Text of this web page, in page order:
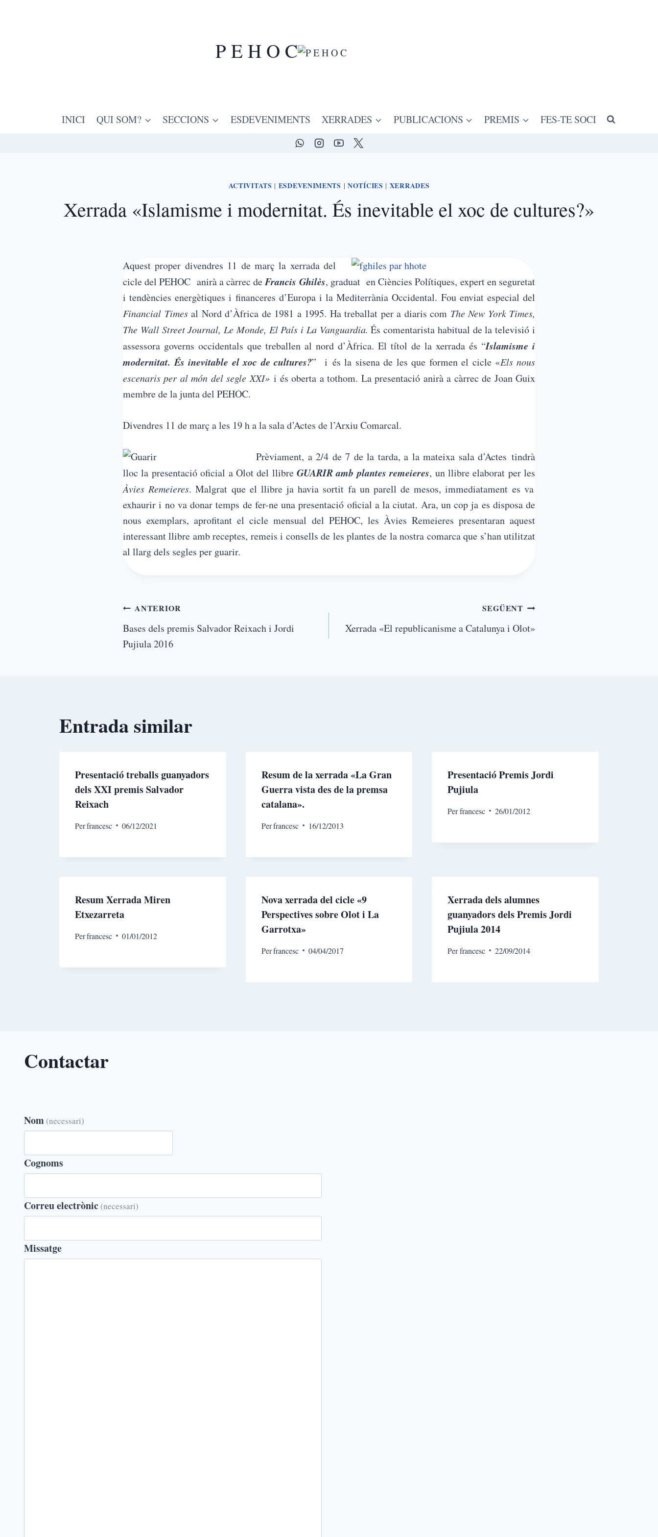
P E H O C
INICI QUI SOM? SECCIONS ESDEVENIMENTS XERRADES PUBLICACIONS PREMIS FES-TE SOCI
ACTIVITATS | ESDEVENIMENTS | NOTÍCIES | XERRADES
Xerrada «Islamisme i modernitat. És inevitable el xoc de cultures?»
Aquest proper divendres 11 de març la xerrada del
cicle del PEHOC anirà a càrrec deFrancis Ghilès, graduat en Ciències Polítiques, expert en seguretat
i tendències energètiques i financeres d’Europa i la Mediterrània Occidental. Fou enviat especial del
Financial Timesal Nord d’Àfrica de 1981 a 1995. Ha treballat per a diaris com The New York Times,
The Wall Street Journal, Le Monde, El País i La Vanguardia. És comentarista habitual de la televisió i
assessora governs occidentals que treballen al nord d’Àfrica. El títol de la xerrada és “Islamisme i
modernitat. És inevitable el xoc de cultures?” i és la sisena de les que formen el cicle «Els nous
escenaris per al món del segle XXI»i és oberta a tothom. La presentació anirà a càrrec de Joan Guix
membre de la junta del PEHOC.
Divendres 11 de març a les 19 h a la sala d’Actes de l’Arxiu Comarcal.
Prèviament, a 2/4 de 7 de la tarda, a la mateixa sala d’Actes tindrà
lloc la presentació oficial a Olot del llibre GUARIR amb plantes remeieres, un llibre elaborat per les
Àvies Remeieres. Malgrat que el llibre ja havia sortit fa un parell de mesos, immediatament es va
exhaurir i no va donar temps de fer-ne una presentació oficial a la ciutat. Ara, un cop ja es disposa de
nous exemplars, aprofitant el cicle mensual del PEHOC, les Àvies Remeieres presentaran aquest
interessant llibre amb receptes, remeis i consells de les plantes de la nostra comarca que s’han utilitzat
al llarg dels segles per guarir.
ANTERIOR
Bases dels premis Salvador Reixach i Jordi
Pujiula 2016
SEGÜENT
Xerrada «El republicanisme a Catalunya i Olot»
Entrada similar
Presentació treballs guanyadors
dels XXI premis Salvador
Reixach
Perfrancesc 06/12/2021
Resum de la xerrada «La Gran
Guerra vista des de la premsa
catalana».
Perfrancesc 16/12/2013
Presentació Premis Jordi
Pujiula
Perfrancesc 26/01/2012
Resum Xerrada Miren
Etxezarreta
Perfrancesc 01/01/2012
Nova xerrada del cicle «9
Perspectives sobre Olot i La
Garrotxa»
Perfrancesc 04/04/2017
Xerrada dels alumnes
guanyadors dels Premis Jordi
Pujiula 2014
Perfrancesc 22/09/2014
Contactar
Nom (necessari)
Cognoms
Correu electrònic (necessari)
Missatge